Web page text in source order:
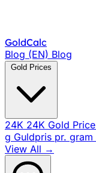
GoldCalc
Blog (EN) Blog
Gold Prices
24K 24K Gold Price
g Guldpris pr. gram
View All →